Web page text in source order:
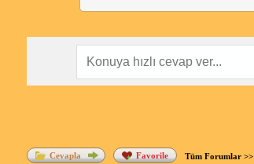
Cevapla Favorile Tüm Forumlar>>